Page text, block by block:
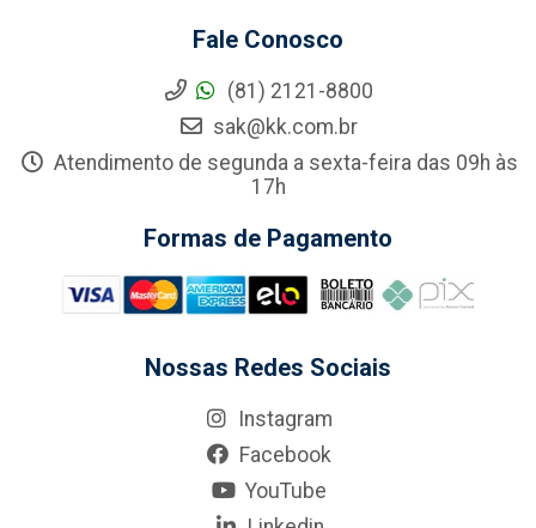
Fale Conosco
(81) 2121-8800
sak@kk.com.br
Atendimento de segunda a sexta-feira das 09h às
17h
Formas de Pagamento
Nossas Redes Sociais
Instagram
Facebook
YouTube